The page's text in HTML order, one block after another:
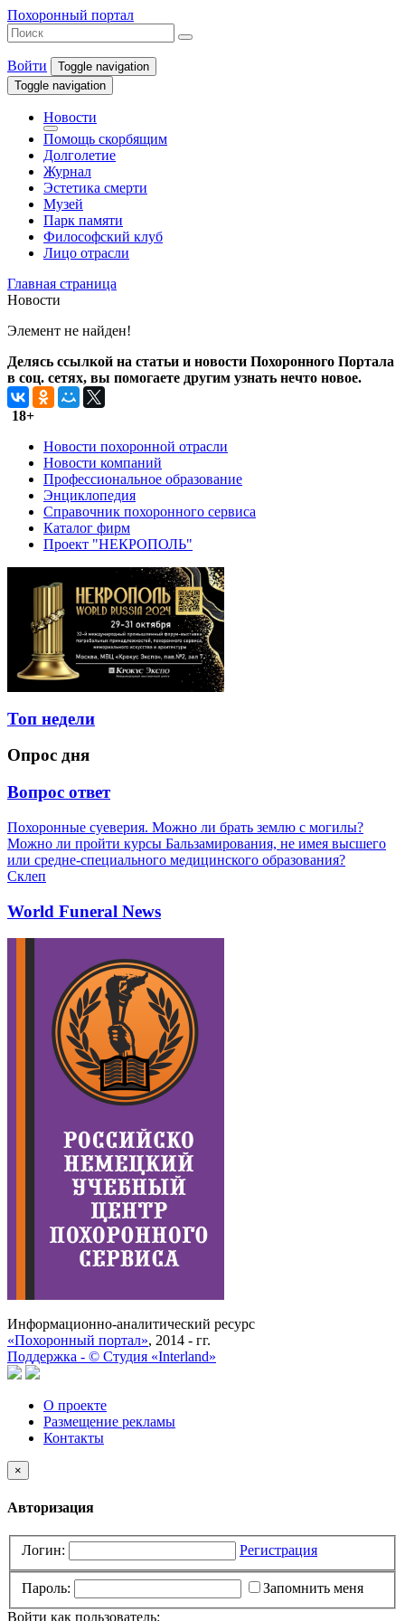
Похоронный портал
Войти
Toggle navigation
Toggle navigation
Новости
Помощь скорбящим
Долголетие
Журнал
Эстетика смерти
Музей
Парк памяти
Философский клуб
Лицо отрасли
Главная страница
Новости
Элемент не найден!
Делясь ссылкой на статьи и новости Похоронного Портала
в соц. сетях, вы помогаете другим узнать нечто новое.
18+
Новости похоронной отрасли
Новости компаний
Профессиональное образование
Энциклопедия
Справочник похоронного сервиса
Каталог фирм
Проект "НЕКРОПОЛЬ"
Топ недели
Опрос дня
Вопрос ответ
Похоронные суеверия. Можно ли брать землю с могилы?
Можно ли пройти курсы Бальзамирования, не имея высшего
или средне-специального медицинского образования?
Склеп
World Funeral News
Информационно-аналитический ресурс
«Похоронный портал», 2014 - гг.
Поддержка - © Cтудия «Interland»
О проекте
Размещение рекламы
Контакты
×
Авторизация
Логин: Регистрация
Пароль:
Запомнить меня
Войти как пользователь: